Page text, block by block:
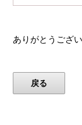
ありがとうござい